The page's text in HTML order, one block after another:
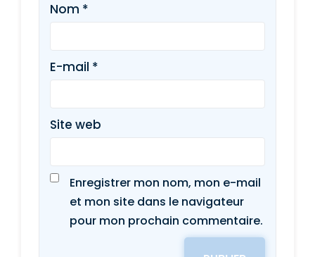
Nom *
E-mail *
Site web
Enregistrer mon nom, mon e-mail
et mon site dans le navigateur
pour mon prochain commentaire.